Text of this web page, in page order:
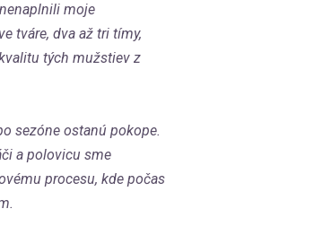
moje
tváre, dva až tri tímy,
tých mužstiev z
sezóne ostanú pokope.
a polovicu sme
procesu, kde počas